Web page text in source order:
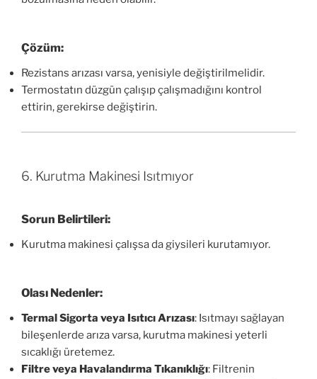
Çözüm:
Rezistans arızası varsa, yenisiyle değiştirilmelidir.
Termostatın düzgün çalışıp çalışmadığını kontrol
ettirin, gerekirse değiştirin.
6. Kurutma Makinesi Isıtmıyor
Sorun Belirtileri:
Kurutma makinesi çalışsa da giysileri kurutamıyor.
Olası Nedenler:
Termal Sigorta veya Isıtıcı Arızası: Isıtmayı sağlayan
bileşenlerde arıza varsa, kurutma makinesi yeterli
sıcaklığı üretemez.
Filtre veya Havalandırma Tıkanıklığı: Filtrenin